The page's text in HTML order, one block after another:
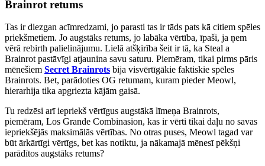
Brainrot retums
Tas ir diezgan acīmredzami, jo parasti tas ir tāds pats kā citiem spēles
priekšmetiem. Jo augstāks retums, jo labāka vērtība, īpaši, ja ņem
vērā rebirth palielinājumu. Lielā atšķirība šeit ir tā, ka Steal a
Brainrot pastāvīgi atjaunina savu saturu. Piemēram, tikai pirms pāris
mēnešiem Secret Brainrots bija visvērtīgākie faktiskie spēles
Brainrots. Bet, parādoties OG retumam, kuram pieder Meowl,
hierarhija tika apgriezta kājām gaisā.
Tu redzēsi arī iepriekš vērtīgus augstākā līmeņa Brainrots,
piemēram, Los Grande Combinasion, kas ir vērti tikai daļu no savas
iepriekšējās maksimālās vērtības. No otras puses, Meowl tagad var
būt ārkārtīgi vērtīgs, bet kas notiktu, ja nākamajā mēnesī pēkšņi
parādītos augstāks retums?